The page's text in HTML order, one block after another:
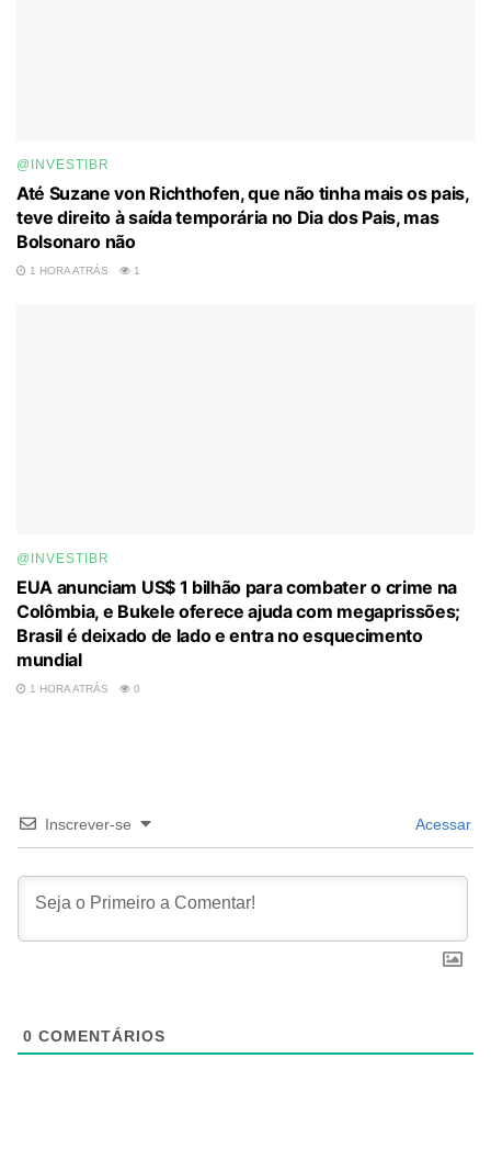
@INVESTIBR
Até Suzane von Richthofen, que não tinha mais os pais,
teve direito à saída temporária no Dia dos Pais, mas
Bolsonaro não
1 HORA ATRÁS 1
@INVESTIBR
EUA anunciam US$ 1 bilhão para combater o crime na
Colômbia, e Bukele oferece ajuda com megaprissões;
Brasil é deixado de lado e entra no esquecimento
mundial
1 HORA ATRÁS 0
Inscrever-se Acessar
0 COMENTÁRIOS